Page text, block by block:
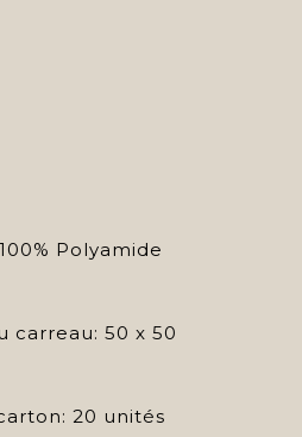
Polyamide
carreau: 50 x 50
20 unités